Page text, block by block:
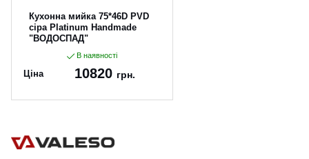
Кухонна мийка 75*46D PVD
сіра Platinum Handmade
"ВОДОСПАД"
В наявності
Ціна 10820 грн.